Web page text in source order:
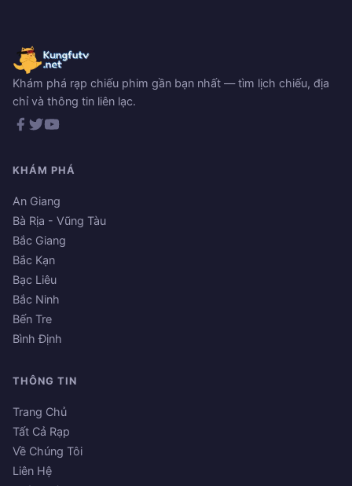
Khám phá rạp chiếu phim gần bạn nhất — tìm lịch chiếu, địa
chỉ và thông tin liên lạc.
KHÁM PHÁ
An Giang
Bà Rịa - Vũng Tàu
Bắc Giang
Bắc Kạn
Bạc Liêu
Bắc Ninh
Bến Tre
Bình Định
THÔNG TIN
Trang Chủ
Tất Cả Rạp
Về Chúng Tôi
Liên Hệ